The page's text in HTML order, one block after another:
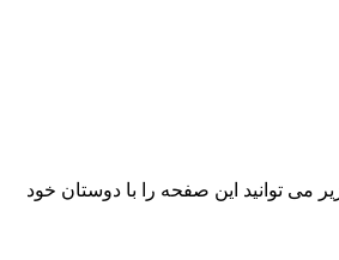
می توانید این صفحه را با دوستان خود